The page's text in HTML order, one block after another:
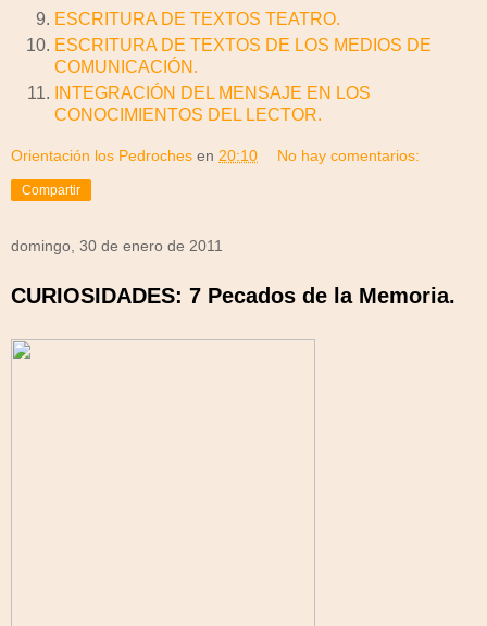
ESCRITURA DE TEXTOS TEATRO.
ESCRITURA DE TEXTOS DE LOS MEDIOS DE
COMUNICACIÓN.
INTEGRACIÓN DEL MENSAJE EN LOS
CONOCIMIENTOS DEL LECTOR.
Orientación los Pedroches en 20:10 No hay comentarios:
Compartir
domingo, 30 de enero de 2011
CURIOSIDADES: 7 Pecados de la Memoria.